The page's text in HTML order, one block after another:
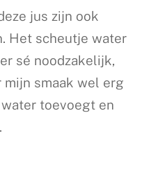
jus zijn ook
Het scheutje water
sé noodzakelijk,
mijn smaak wel erg
toevoegt en